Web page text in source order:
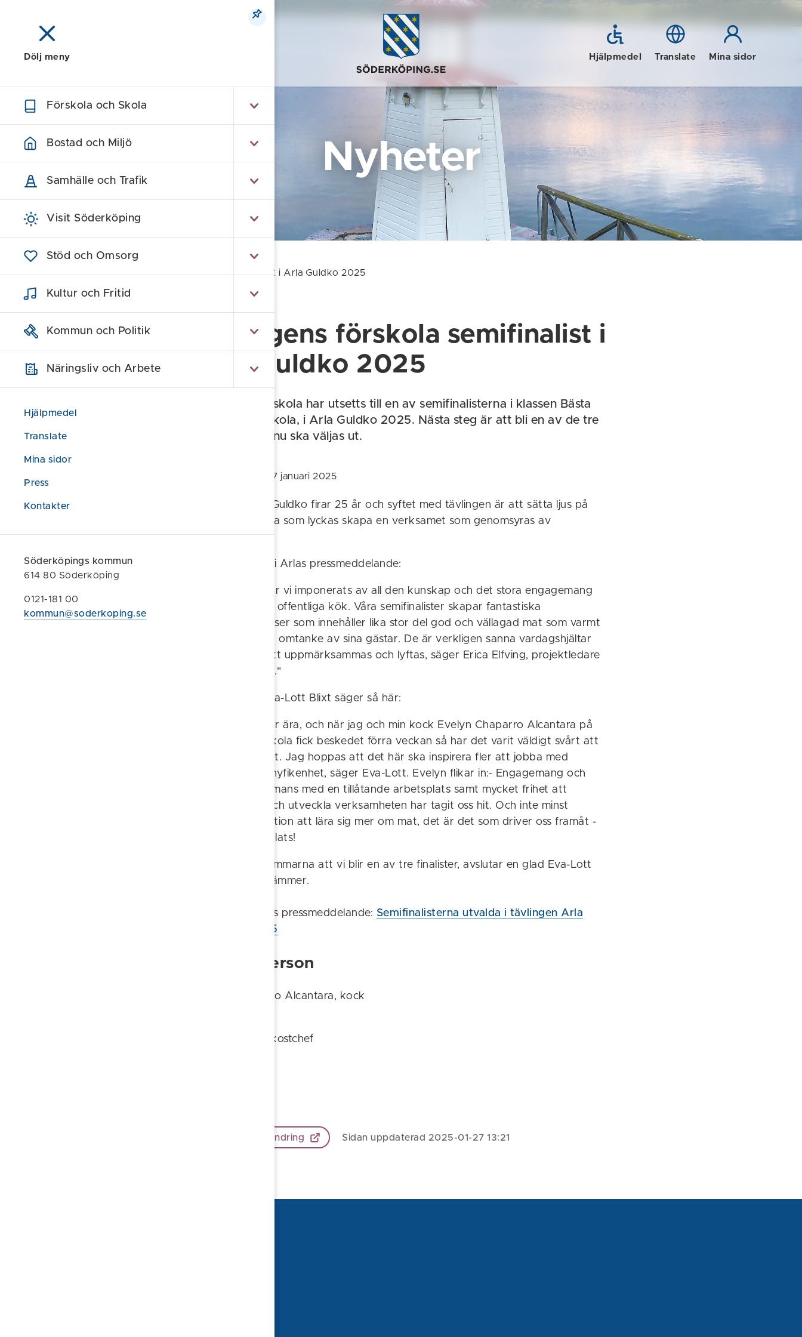
Meny Hjälpmedel Translate Mina sidor
Dölj meny
Förskola och Skola
Bostad och Miljö
Samhälle och Trafik
Visit Söderköping
Stöd och Omsorg
Kultur och Fritid
Kommun och Politik
Näringsliv och Arbete
Hjälpmedel
Translate
Mina sidor
Press
Kontakter
Söderköpings kommun
614 80 Söderköping
0121-181 00
kommun@soderkoping.se
Nyheter
Hem / Nyheter / Solängens förskola semifinalist i Arla Guldko 2025
Solängens förskola semifinalist i
Arla Guldko 2025
Solängens förskola har utsetts till en av semifinalisterna i klassen Bästa
matglädjeförskola, i Arla Guldko 2025. Nästa steg är att bli en av de tre
finalister som nu ska väljas ut.
Publicerad den 27 januari 2025
Tävlingen Arla Guldko firar 25 år och syftet med tävlingen är att sätta ljus på
vardagshjältarna som lyckas skapa en verksamet som genomsyras av
matglädje.
Så här står det i Arlas pressmeddelande:
"- År efter år har vi imponerats av all den kunskap och det stora engagemang
som finns i våra offentliga kök. Våra semifinalister skapar fantastiska
måltidsupplevelser som innehåller lika stor del god och vällagad mat som varmt
bemötande och omtanke av sina gästar. De är verkligen sanna vardagshjältar
som är värda att uppmärksammas och lyftas, säger Erica Elfving, projektledare
för Arla Guldko."
Vår kostchef Eva-Lott Blixt säger så här:
- Det här en stor ära, och när jag och min kock Evelyn Chaparro Alcantara på
Solängens förskola fick beskedet förra veckan så har det varit väldigt svårt att
hålla det hemligt. Jag hoppas att det här ska inspirera fler att jobba med
matglädje och nyfikenhet, säger Eva-Lott. Evelyn flikar in:- Engagemang och
stor vilja tillsammans med en tillåtande arbetsplats samt mycket frihet att
exprimentera och utveckla verksamheten har tagit oss hit. Och inte minst
barnens motivation att lära sig mer om mat, det är det som driver oss framåt -
till en semifinalplats!
- Nu håller vi tummarna att vi blir en av tre finalister, avslutar en glad Eva-Lott
och Evelyn instämmer.
Länk till Arlas pressmeddelande: Semifinalisterna utvalda i tävlingen Arla
Guldko 2025
Kontaktperson
Evelyn Chaparro Alcantara, kock
Eva-Lott Blixt, kostchef
Föreslå en ändring Sidan uppdaterad 2025-01-27 13:21